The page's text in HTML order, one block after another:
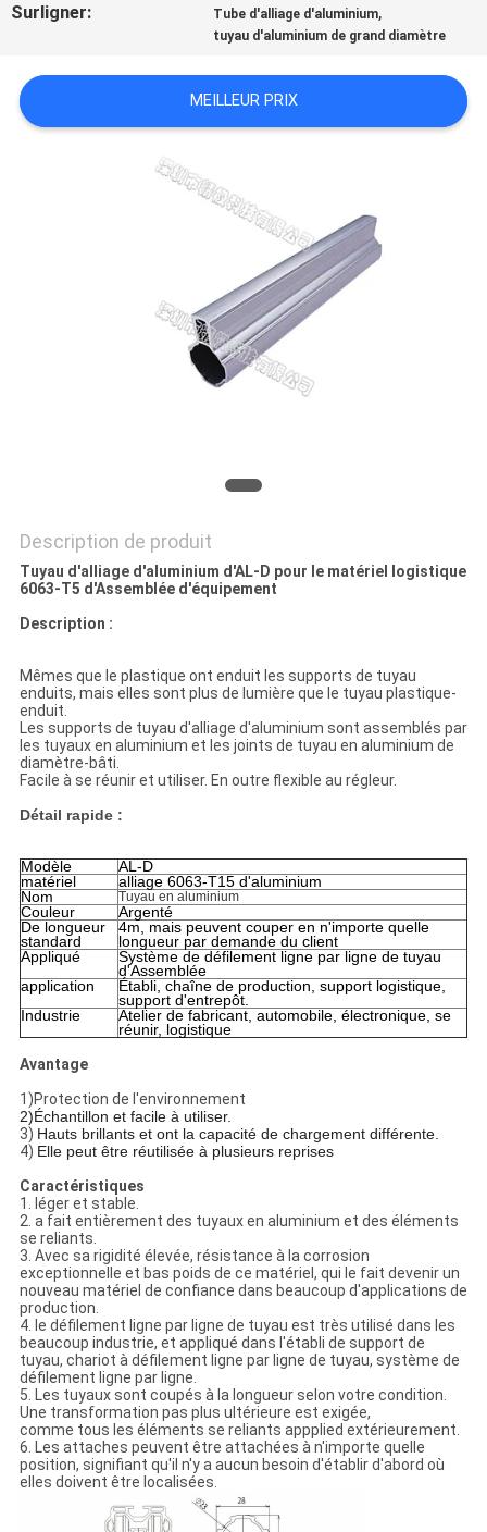
DEMANDEZ
UN DEVIS
PLAN
CONFIDENTIALITÉ
Surligner: Tube d'alliage d'aluminium,
tuyau d'aluminium de grand diamètre
MEILLEUR PRIX
Description de produit
Tuyau d'alliage d'aluminium d'AL-D pour le matériel logistique
6063-T5 d'Assemblée d'équipement
Description :
Mêmes que le plastique ont enduit les supports de tuyau
enduits, mais elles sont plus de lumière que le tuyau plastique-
enduit.
Les supports de tuyau d'alliage d'aluminium sont assemblés par
les tuyaux en aluminium et les joints de tuyau en aluminium de
diamètre-bâti.
Facile à se réunir et utiliser. En outre flexible au régleur.
Détail rapide :
Modèle
AL-D
matériel
alliage 6063-T15 d'aluminium
Nom
Tuyau en aluminium
Couleur
Argenté
De longueur
standard
4m, mais peuvent couper en n'importe quelle
longueur par demande du client
Appliqué
Système de défilement ligne par ligne de tuyau
d'Assemblée
application
Établi, chaîne de production, support logistique,
support d'entrepôt.
Industrie
Atelier de fabricant, automobile, électronique, se
réunir, logistique
Avantage
1)Protection de l'environnement
2)Échantillon et facile à utiliser.
3) Hauts brillants et ont la capacité de chargement différente.
4) Elle peut être réutilisée à plusieurs reprises
Caractéristiques
1. léger et stable.
2. a fait entièrement des tuyaux en aluminium et des éléments
se reliants.
3. Avec sa rigidité élevée, résistance à la corrosion
exceptionnelle et bas poids de ce matériel, qui le fait devenir un
nouveau matériel de confiance dans beaucoup d'applications de
production.
4. le défilement ligne par ligne de tuyau est très utilisé dans les
beaucoup industrie, et appliqué dans l'établi de support de
tuyau, chariot à défilement ligne par ligne de tuyau, système de
défilement ligne par ligne.
5. Les tuyaux sont coupés à la longueur selon votre condition.
Une transformation pas plus ultérieure est exigée,
comme tous les éléments se reliants appplied extérieurement.
6. Les attaches peuvent être attachées à n'importe quelle
position, signifiant qu'il n'y a aucun besoin d'établir d'abord où
elles doivent être localisées.